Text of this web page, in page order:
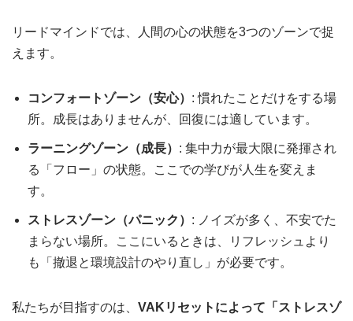
リードマインドでは、人間の心の状態を3つのゾーンで捉
えます。
コンフォートゾーン（安心） : 慣れたことだけをする場
所。成長はありませんが、回復には適しています。
ラーニングゾーン（成長） : 集中力が最大限に発揮され
る「フロー」の状態。ここでの学びが人生を変えま
す。
ストレスゾーン（パニック） : ノイズが多く、不安でた
まらない場所。ここにいるときは、リフレッシュより
も「撤退と環境設計のやり直し」が必要です。
私たちが目指すのは、 VAKリセットによって「ストレスゾ